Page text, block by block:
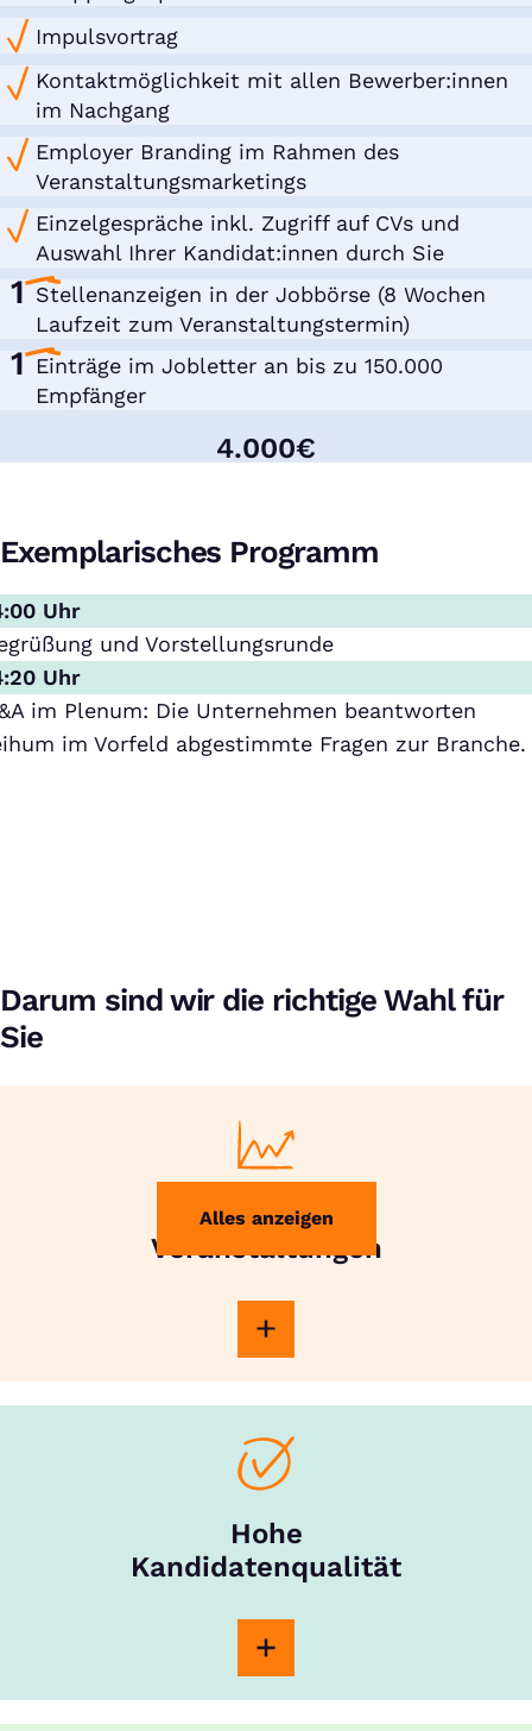
Impulsvortrag
Kontaktmöglichkeit mit allen Bewerber:innen
im Nachgang
Employer Branding im Rahmen des
Veranstaltungsmarketings
Einzelgespräche inkl. Zugriff auf CVs und
Auswahl Ihrer Kandidat:innen durch Sie
1 Stellenanzeigen in der Jobbörse (8 Wochen
Laufzeit zum Veranstaltungstermin)
1
Einträge im Jobletter an bis zu 150.000
Empfänger
4.000€
Exemplarisches Programm
Uhr
und Vorstellungsrunde
Uhr
im Plenum: Die Unternehmen beantworten
im Vorfeld abgestimmte Fragen zur Branche.
Alles anzeigen
Darum sind wir die richtige Wahl für
Sie
Effektive
Veranstaltungen
Hohe
Kandidatenqualität